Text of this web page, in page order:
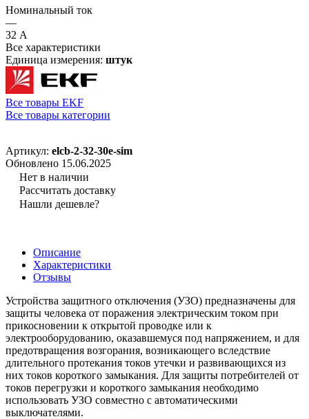
Номинальный ток
—
32 А
Все характеристики
Единица измерения: штук
Все товары EKF
Все товары категории
Артикул: elcb-2-32-30e-sim
Обновлено 15.06.2025
Нет в наличии
Рассчитать доставку
Нашли дешевле?
Описание
Характеристики
Отзывы
Устройства защитного отключения (УЗО) предназначены для
защиты человека от поражения электрическим током при
прикосновении к открытой проводке или к
электрооборудованию, оказавшемуся под напряжением, и для
предотвращения возгорания, возникающего вследствие
длительного протекания токов утечки и развивающихся из
них токов короткого замыкания. Для защиты потребителей от
токов перегрузки и короткого замыкания необходимо
использовать УЗО совместно с автоматическими
выключателями.